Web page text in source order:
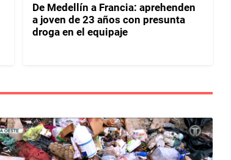
De Medellín a Francia: aprehenden
a joven de 23 años con presunta
droga en el equipaje